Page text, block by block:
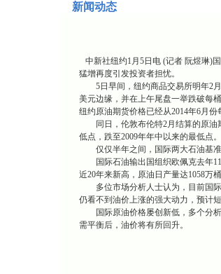
新闻动态
中新社纽约1月5日电 (记者 阮煜琳)
猛增再度引发投资者担忧。
5日早间，纽约商品交易所明年2月
美元边缘，并在上午尾盘一举跌破每
纽约原油期货价格已经从2014年6月份
同日，伦敦布伦特2月结算的原油期
低点，跌至2009年年中以来的最低点。
仅仅半年之间，国际两大石油基准
国际石油输出国组织欧佩克去年11
近20年来新高，原油日产量达1058万
多位市场分析人士认为，目前国际
仍看不到油价上涨的强大动力，预计
国际原油价格屡创新低，多个分析
需平衡后，油价将有所回升。